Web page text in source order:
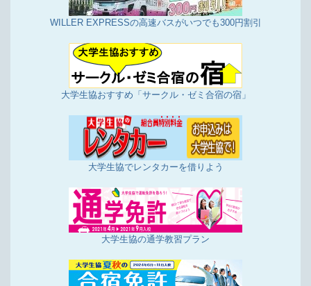
WILLER EXPRESSの高速バスがいつでも300円割引
大学生協おすすめ「サークル・ゼミ合宿の宿」
大学生協でレンタカーを借りよう
大学生協の通学教習プラン